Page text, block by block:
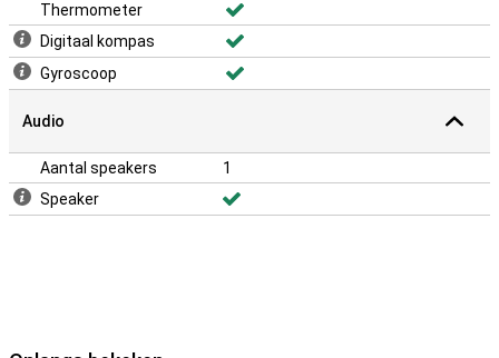
Thermometer
Digitaal kompas
Gyroscoop
Audio
Aantal speakers
1
Speaker